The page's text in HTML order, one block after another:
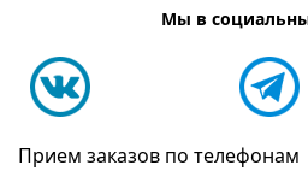
Мы в
Прием заказов по телефонам